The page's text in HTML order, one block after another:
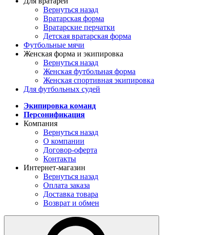
Вернуться назад
Вратарская форма
Вратарские перчатки
Детская вратарская форма
Футбольные мячи
Женская форма и экипировка
Вернуться назад
Женская футбольная форма
Женская спортивная экипировка
Для футбольных судей
Экипировка команд
Персонификация
Компания
Вернуться назад
О компании
Договор-оферта
Контакты
Интернет-магазин
Вернуться назад
Оплата заказа
Доставка товара
Возврат и обмен